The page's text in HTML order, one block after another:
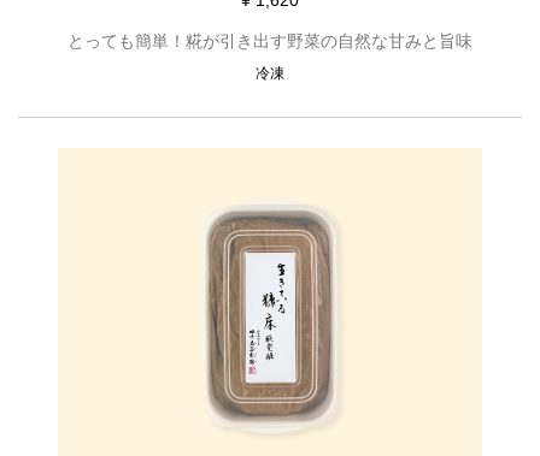
とっても簡単！糀が引き出す野菜の自然な甘みと旨味
冷凍